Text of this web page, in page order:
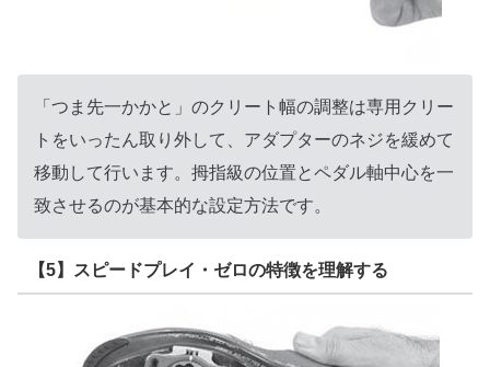
「つま先一かかと」のクリート幅の調整は専用クリー
トをいったん取り外して、アダプターのネジを緩めて
移動して行います。拇指級の位置とペダル軸中心を一
致させるのが基本的な設定方法です。
【5】スピードプレイ・ゼロの特徴を理解する